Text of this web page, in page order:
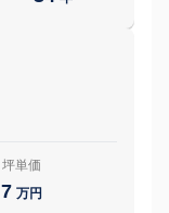
坪単価
7 万円